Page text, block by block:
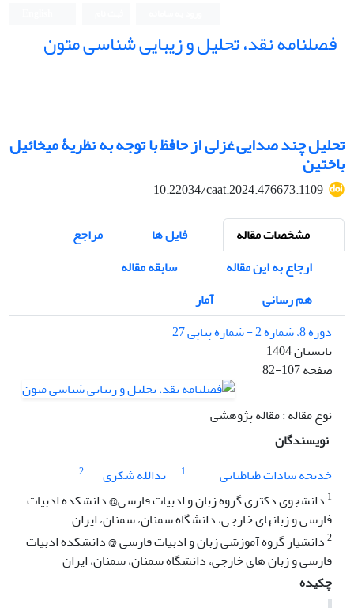
فصلنامه نقد، تحلیل و زیبایی شناسی متون
تحلیل چند صدایی غزلی از حافظ با توجه به نظریۀ میخائیل
باختین
10.22034/caat.2024.476673.1109
مشخصات مقاله
فایل ها
مراجع
ارجاع به این مقاله
سابقه مقاله
هم رسانی
آمار
دوره 8، شماره 2 - شماره پیاپی 27
تابستان 1404
صفحه82-107
نوع مقاله : مقاله پژوهشی
نویسندگان
خدیجه سادات طباطبایی
1 یدالله شکری
2
1 دانشجوی دکتری گروه زبان و ادبیات فارسی@ دانشکده ادبیات
فارسی و زبانهای خارجی، دانشگاه سمنان، سمنان، ایران
2دانشیار گروه آموزشی زبان و ادبیات فارسی @ دانشکده ادبیات
فارسی و زبان های خارجی، دانشگاه سمنان، سمنان، ایران
چکیده